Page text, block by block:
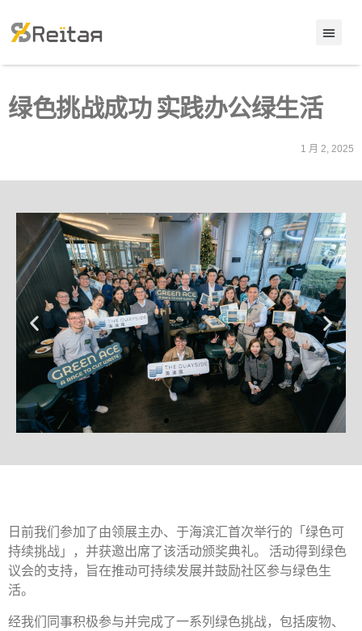
绿色挑战成功 实践办公绿生活
1 月 2, 2025
日前我们参加了由领展主办、于海滨汇首次举行的「绿色可
持续挑战」，并获邀出席了该活动颁奖典礼。 活动得到绿色
议会的支持，旨在推动可持续发展并鼓励社区参与绿色生
活。
经我们同事积极参与并完成了一系列绿色挑战，包括废物、